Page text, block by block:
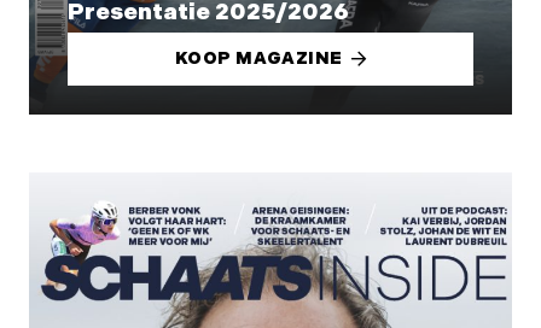
Presentatie 2025/2026
KOOP MAGAZINE